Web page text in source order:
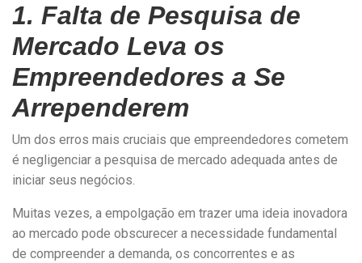
1. Falta de Pesquisa de
Mercado Leva os
Empreendedores a Se
Arrependerem
Um dos erros mais cruciais que empreendedores cometem
é negligenciar a pesquisa de mercado adequada antes de
iniciar seus negócios.
Muitas vezes, a empolgação em trazer uma ideia inovadora
ao mercado pode obscurecer a necessidade fundamental
de compreender a demanda, os concorrentes e as